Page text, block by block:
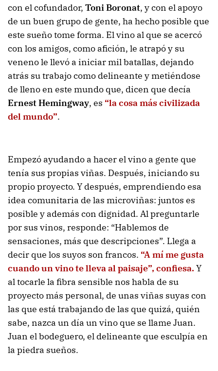
con el cofundador, Toni Boronat, y con el apoyo
de un buen grupo de gente, ha hecho posible que
este sueño tome forma. El vino al que se acercó
con los amigos, como afición, le atrapó y su
veneno le llevó a iniciar mil batallas, dejando
atrás su trabajo como delineante y metiéndose
de lleno en este mundo que, dicen que decía
Ernest Hemingway, es “la cosa más civilizada
del mundo”.
Empezó ayudando a hacer el vino a gente que
tenía sus propias viñas. Después, iniciando su
propio proyecto. Y después, emprendiendo esa
idea comunitaria de las microviñas: juntos es
posible y además con dignidad. Al preguntarle
por sus vinos, responde: “Hablemos de
sensaciones, más que descripciones”. Llega a
decir que los suyos son francos. “A mí me gusta
cuando un vino te lleva al paisaje”, confiesa. Y
al tocarle la fibra sensible nos habla de su
proyecto más personal, de unas viñas suyas con
las que está trabajando de las que quizá, quién
sabe, nazca un día un vino que se llame Juan.
Juan el bodeguero, el delineante que esculpía en
la piedra sueños.